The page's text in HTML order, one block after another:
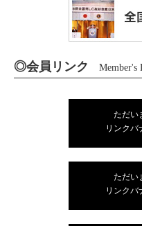
◎会員リンク Member's
ただい
リンクバ
ただい
リンクバ